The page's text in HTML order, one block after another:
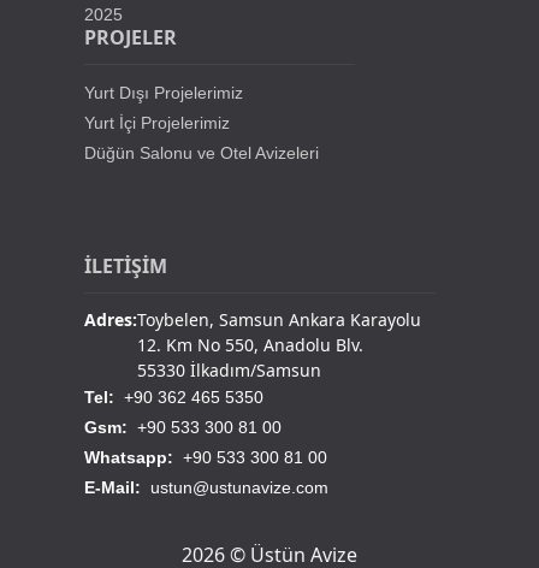
2025
PROJELER
Yurt Dışı Projelerimiz
Yurt İçi Projelerimiz
Düğün Salonu ve Otel Avizeleri
İLETİŞİM
Adres:Toybelen, Samsun Ankara Karayolu
12. Km No 550, Anadolu Blv.
55330 İlkadım/Samsun
Tel:+90 362 465 5350
Gsm:+90 533 300 81 00
Whatsapp:+90 533 300 81 00
E-Mail: ustun@ustunavize.com
2026 © Üstün Avize